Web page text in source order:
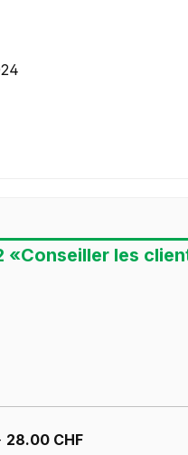
les
28.00 CHF